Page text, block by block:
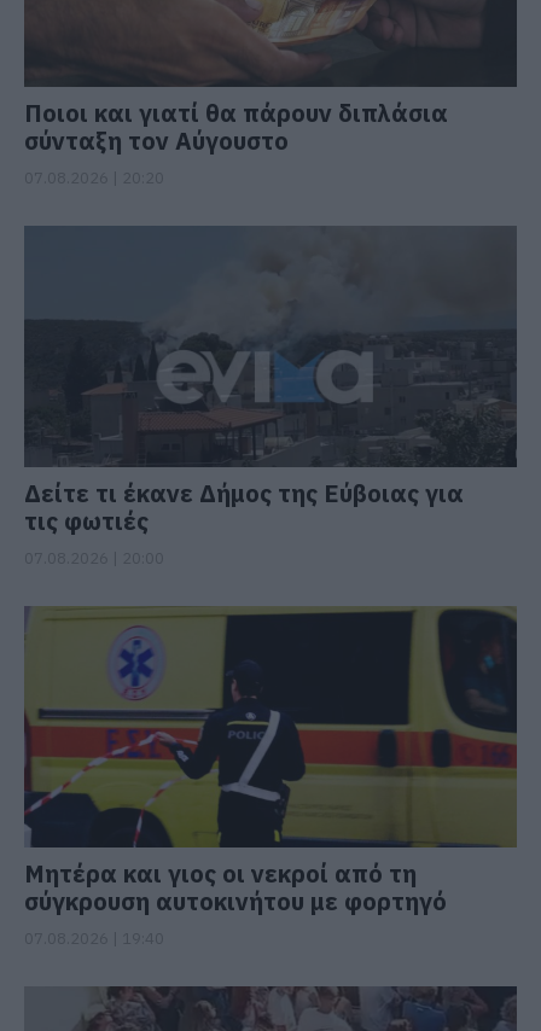
Ποιοι και γιατί θα πάρουν διπλάσια
σύνταξη τον Αύγουστο
Δείτε τι έκανε Δήμος της Εύβοιας για
τις φωτιές
Μητέρα και γιος οι νεκροί από τη
σύγκρουση αυτοκινήτου με φορτηγό